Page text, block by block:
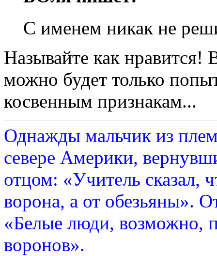
С именем никак не
Называйте как нравится!
можно будет только
косвенным признакам...
Однажды мальчик из
севере Америки,
отцом: «Учитель сказал,
ворона, а от обезьяны».
«Белые люди, возможно,
воронов».